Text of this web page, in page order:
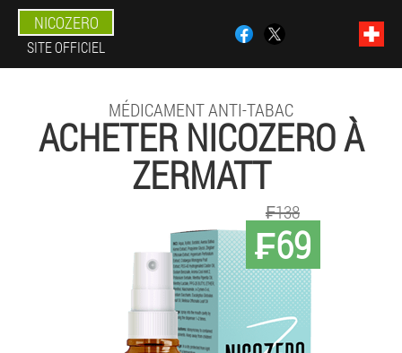
NICOZERO
SITE OFFICIEL
MÉDICAMENT ANTI-TABAC
ACHETER NICOZERO À
ZERMATT
₣69
₣138